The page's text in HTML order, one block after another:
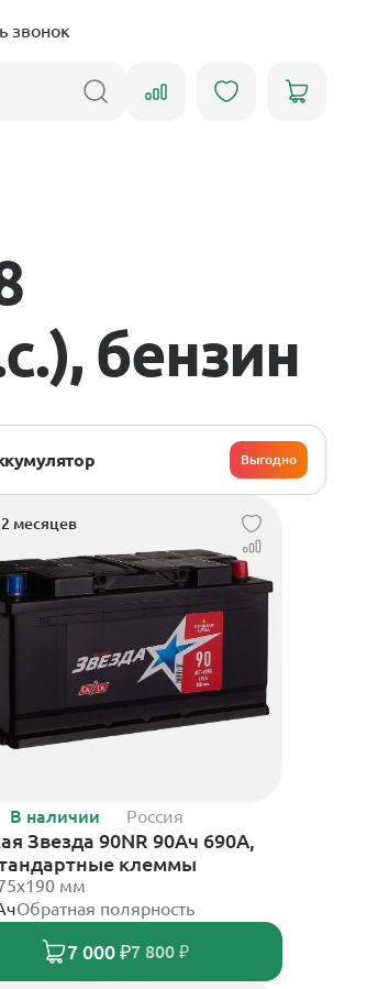
звонок
бензин
Выгодно
месяцев
В наличии Россия
Звезда 90NR 90Ач 690А,
клеммы
мм
Обратная полярность
7 000 ₽7 800 ₽